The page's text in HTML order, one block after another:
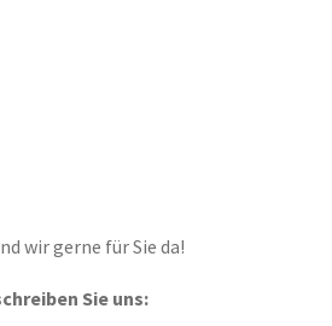
wir gerne für Sie da!
Sie uns: